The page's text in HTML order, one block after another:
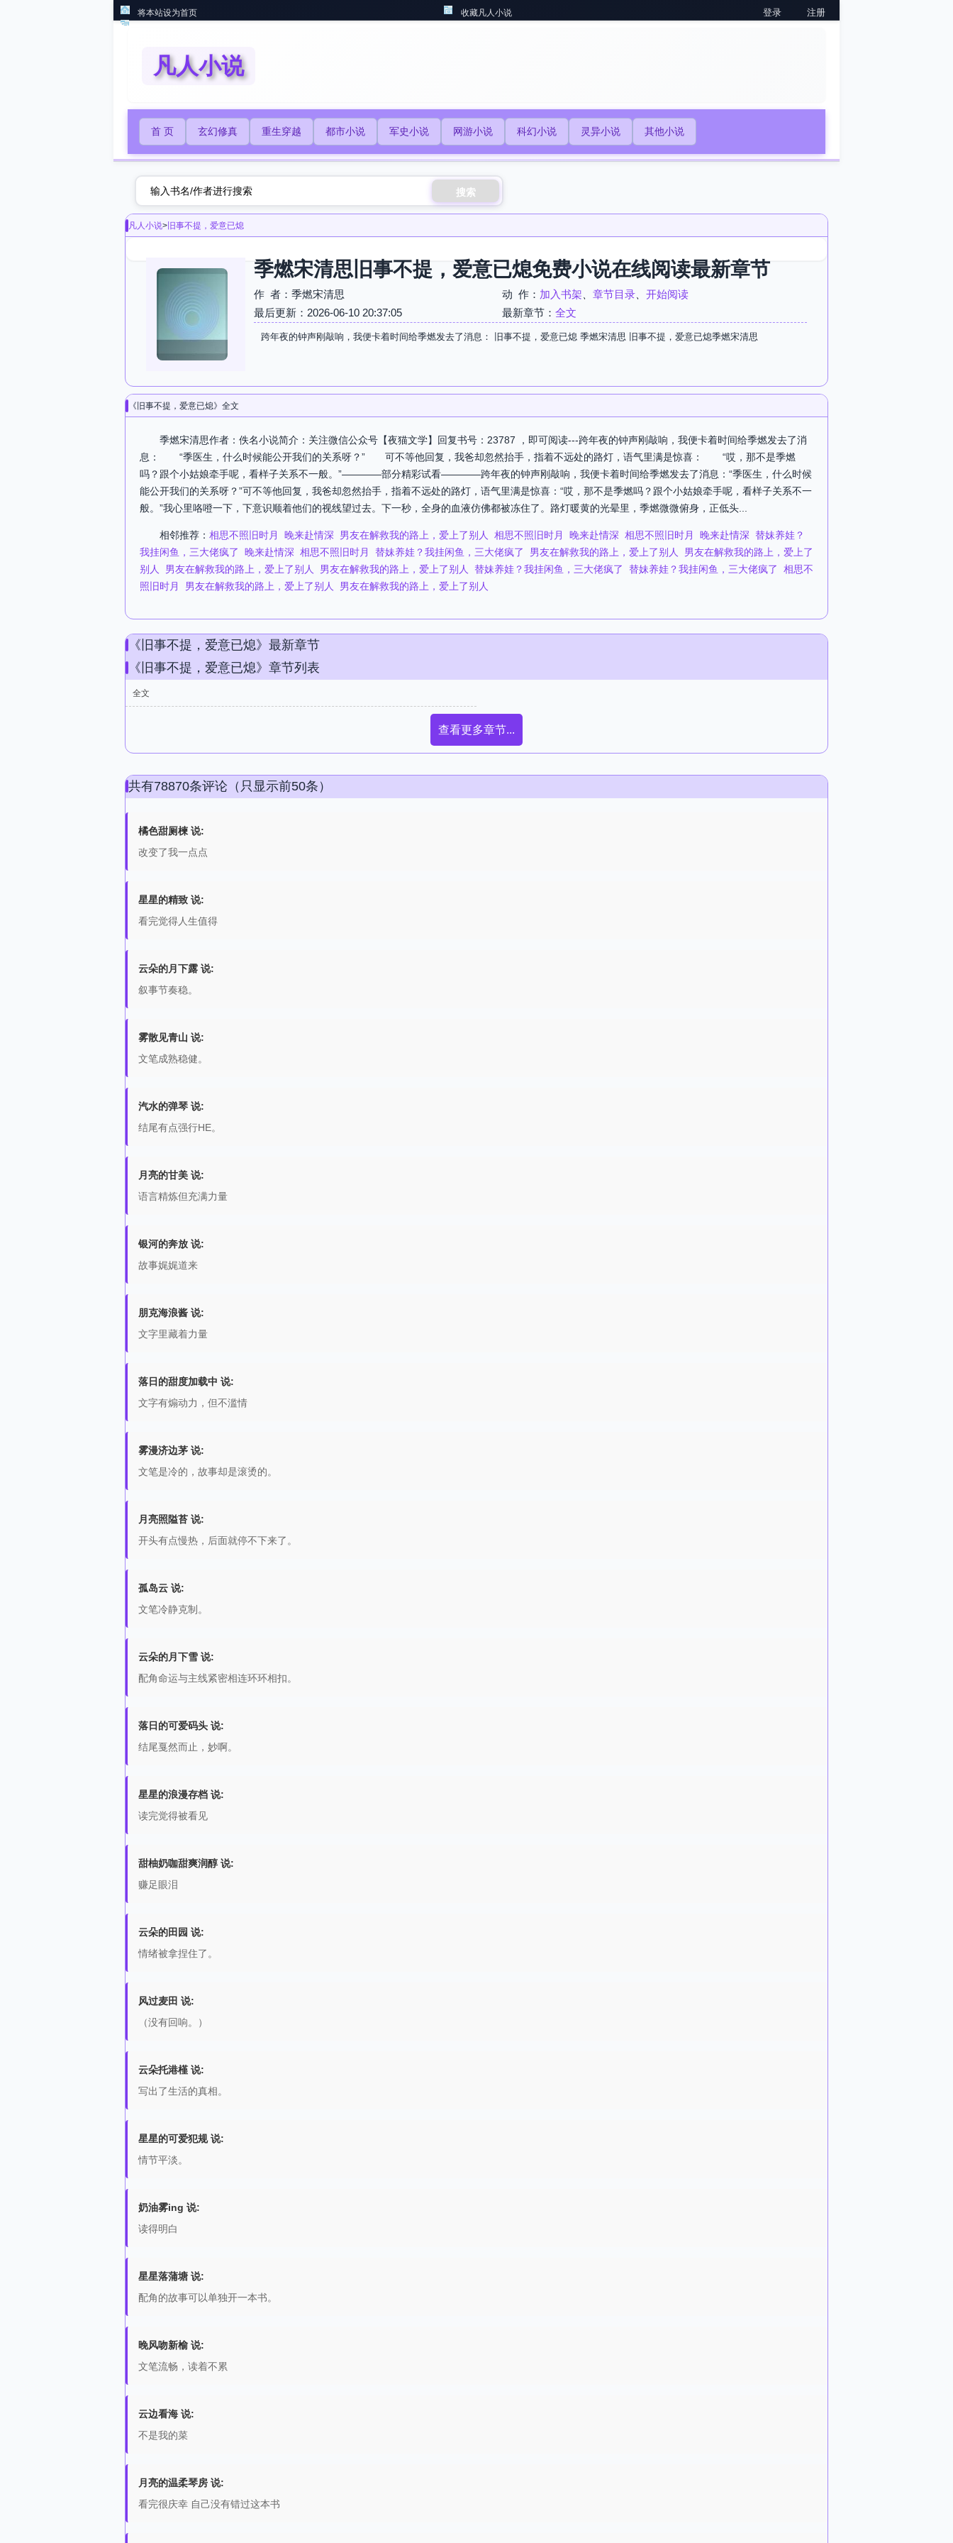
将本站设为首页 收藏凡人小说 登录 注册
凡人小说
首 页 玄幻修真 重生穿越 都市小说 军史小说 网游小说 科幻小说 灵异小说 其他小说
搜索
凡人小说> 旧事不提，爱意已熄
季燃宋清思旧事不提，爱意已熄免费小说在线阅读最新章节
作 者：季燃宋清思 动 作： 加入书架 章节目录
开始阅读
最后更新：2026-06-10 20:37:05
最新章节： 全文
跨年夜的钟声刚敲响，我便卡着时间给季燃发去了消息： 旧事不提，爱意已熄 季燃宋清思 旧事不提，爱意已熄季燃宋清思
《旧事不提，爱意已熄》全文
季燃宋清思作者：佚名小说简介：关注微信公众号【夜猫文学】回复书号：23787 ，即可阅读---跨年夜的钟声刚敲响，我便卡着时间给季燃发去了消
息： “季医生，什么时候能公开我们的关系呀？” 可不等他回复，我爸却忽然抬手，指着不远处的路灯，语气里满是惊喜： “哎，那不是季燃
吗？跟个小姑娘牵手呢，看样子关系不一般。”————部分精彩试看————跨年夜的钟声刚敲响，我便卡着时间给季燃发去了消息：“季医生，什么时候
能公开我们的关系呀？”可不等他回复，我爸却忽然抬手，指着不远处的路灯，语气里满是惊喜：“哎，那不是季燃吗？跟个小姑娘牵手呢，看样子关系不一
般。”我心里咯噔一下，下意识顺着他们的视线望过去。下一秒，全身的血液仿佛都被冻住了。路灯暖黄的光晕里，季燃微微俯身，正低头...
相邻推荐： 相思不照旧时月 晚来赴情深 男友在解救我的路上，爱上了别人 相思不照旧时月 晚来赴情深 相思不照旧时月 晚来赴情深 替妹养娃？
我挂闲鱼，三大佬疯了
晚来赴情深 相思不照旧时月 替妹养娃？我挂闲鱼，三大佬疯了 男友在解救我的路上，爱上了别人
男友在解救我的路上，爱上了
别人
男友在解救我的路上，爱上了别人 男友在解救我的路上，爱上了别人 替妹养娃？我挂闲鱼，三大佬疯了 替妹养娃？我挂闲鱼，三大佬疯了
相思不
照旧时月
男友在解救我的路上，爱上了别人 男友在解救我的路上，爱上了别人
《旧事不提，爱意已熄》最新章节
《旧事不提，爱意已熄》章节列表
全文
查看更多章节...
共有78870条评论（只显示前50条）
橘色甜厕楝 说:
改变了我一点点
星星的精致 说:
看完觉得人生值得
云朵的月下露 说:
叙事节奏稳。
雾散见青山 说:
文笔成熟稳健。
汽水的弹琴 说:
结尾有点强行HE。
月亮的甘美 说:
语言精炼但充满力量
银河的奔放 说:
故事娓娓道来
朋克海浪酱 说:
文字里藏着力量
落日的甜度加载中 说:
文字有煽动力，但不滥情
雾漫济边茅 说:
文笔是冷的，故事却是滚烫的。
月亮照隘苔 说:
开头有点慢热，后面就停不下来了。
孤岛云 说:
文笔冷静克制。
云朵的月下雪 说:
配角命运与主线紧密相连环环相扣。
落日的可爱码头 说:
结尾戛然而止，妙啊。
星星的浪漫存档 说:
读完觉得被看见
甜柚奶咖甜爽润醇 说:
赚足眼泪
云朵的田园 说:
情绪被拿捏住了。
风过麦田 说:
（没有回响。）
云朵托港槿 说:
写出了生活的真相。
星星的可爱犯规 说:
情节平淡。
奶油雾ing 说:
读得明白
星星落蒲塘 说:
配角的故事可以单独开一本书。
晚风吻新榆 说:
文笔流畅，读着不累
云边看海 说:
不是我的菜
月亮的温柔琴房 说:
看完很庆幸 自己没有错过这本书